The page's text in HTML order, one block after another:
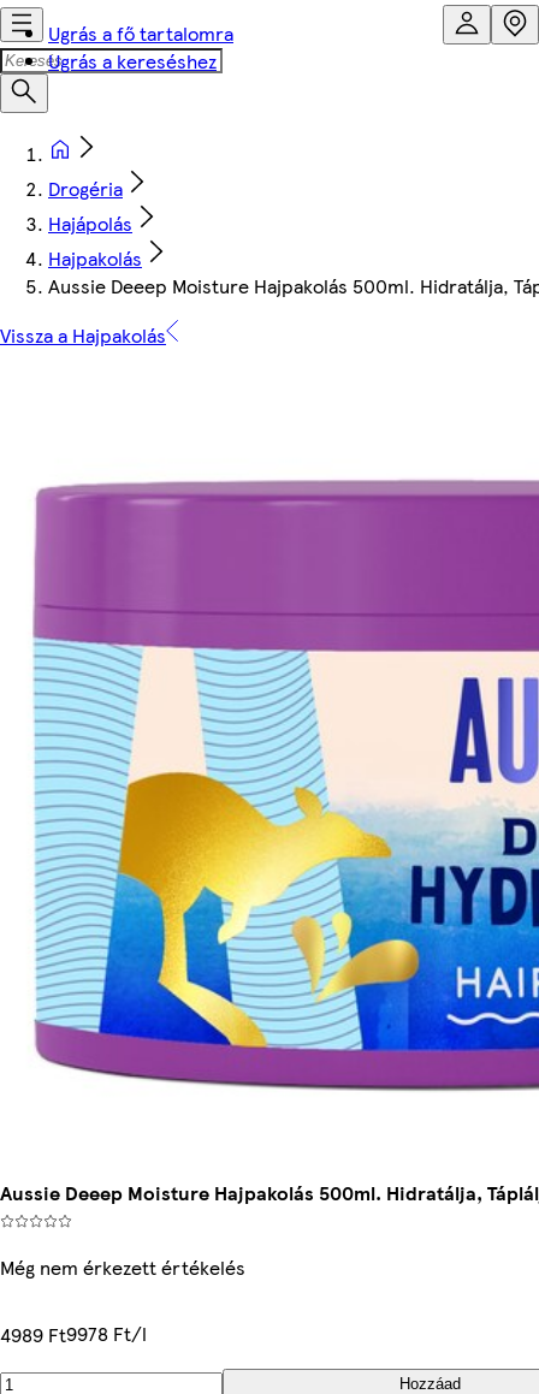
Ugrás a fő tartalomra
Ugrás a kereséshez
Drogéria
Hajápolás
Hajpakolás
Aussie Deeep Moisture Hajpakolás 500ml. Hidratálja,
Vissza a Hajpakolás
Aussie Deeep Moisture Hajpakolás 500ml. Hidratálja,
Még nem érkezett értékelés
4989 Ft9978 Ft/l
Hozzáad